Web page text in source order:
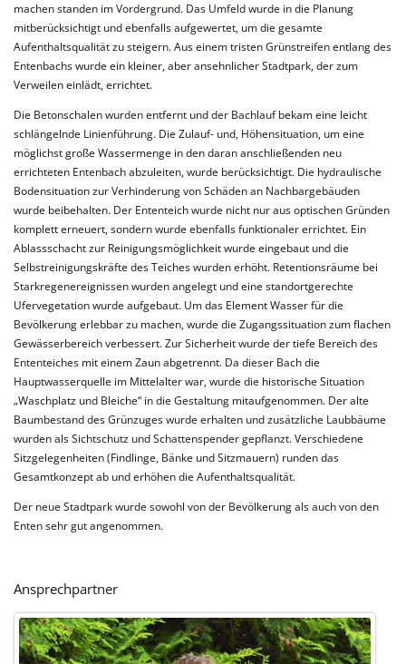
machen standen im Vordergrund. Das Umfeld wurde in die Planung
mitberücksichtigt und ebenfalls aufgewertet, um die gesamte
Aufenthaltsqualität zu steigern. Aus einem tristen Grünstreifen entlang des
Entenbachs wurde ein kleiner, aber ansehnlicher Stadtpark, der zum
Verweilen einlädt, errichtet.
Die Betonschalen wurden entfernt und der Bachlauf bekam eine leicht
schlängelnde Linienführung. Die Zulauf- und, Höhensituation, um eine
möglichst große Wassermenge in den daran anschließenden neu
errichteten Entenbach abzuleiten, wurde berücksichtigt. Die hydraulische
Bodensituation zur Verhinderung von Schäden an Nachbargebäuden
wurde beibehalten. Der Ententeich wurde nicht nur aus optischen Gründen
komplett erneuert, sondern wurde ebenfalls funktionaler errichtet. Ein
Ablassschacht zur Reinigungsmöglichkeit wurde eingebaut und die
Selbstreinigungskräfte des Teiches wurden erhöht. Retentionsräume bei
Starkregenereignissen wurden angelegt und eine standortgerechte
Ufervegetation wurde aufgebaut. Um das Element Wasser für die
Bevölkerung erlebbar zu machen, wurde die Zugangssituation zum flachen
Gewässerbereich verbessert. Zur Sicherheit wurde der tiefe Bereich des
Ententeiches mit einem Zaun abgetrennt. Da dieser Bach die
Hauptwasserquelle im Mittelalter war, wurde die historische Situation
„Waschplatz und Bleiche“ in die Gestaltung mitaufgenommen. Der alte
Baumbestand des Grünzuges wurde erhalten und zusätzliche Laubbäume
wurden als Sichtschutz und Schattenspender gepflanzt. Verschiedene
Sitzgelegenheiten (Findlinge, Bänke und Sitzmauern) runden das
Gesamtkonzept ab und erhöhen die Aufenthaltsqualität.
Der neue Stadtpark wurde sowohl von der Bevölkerung als auch von den
Enten sehr gut angenommen.
Ansprechpartner